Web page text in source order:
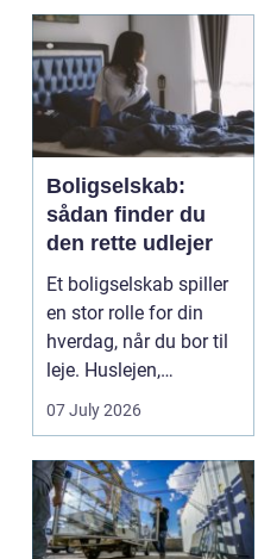
Boligselskab:
sådan finder du
den rette udlejer
Et boligselskab spiller
en stor rolle for din
hverdag, når du bor til
leje. Huslejen,
vedligeh...
07 July 2026